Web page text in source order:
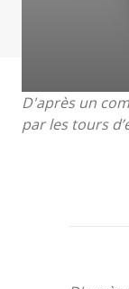
D'après un
par les tours